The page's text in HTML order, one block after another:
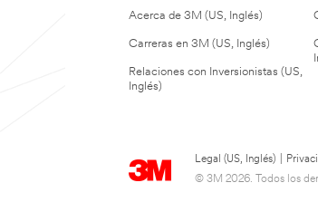
Acerca de 3M (US, Inglés)
Carreras en 3M (US, Inglés)
Relaciones con Inversionistas (US,
Inglés)
Legal (US, Inglés)
© 3M 2026. Todos los